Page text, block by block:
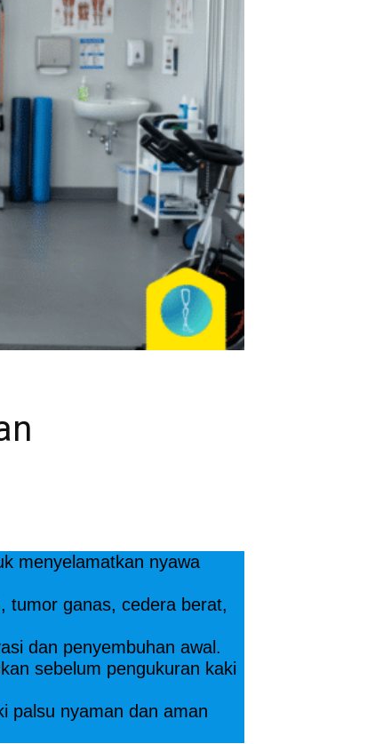
menyelamatkan nyawa
tumor ganas, cedera berat,
dan penyembuhan awal.
sebelum pengukuran kaki
palsu nyaman dan aman